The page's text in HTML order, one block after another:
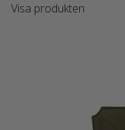
Visa produkten